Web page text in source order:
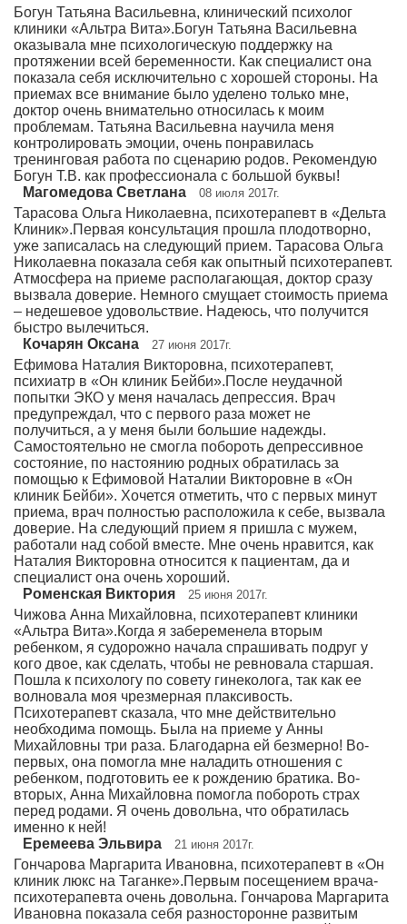
Богун Татьяна Васильевна, клинический психолог
клиники «Альтра Вита».Богун Татьяна Васильевна
оказывала мне психологическую поддержку на
протяжении всей беременности. Как специалист она
показала себя исключительно с хорошей стороны. На
приемах все внимание было уделено только мне,
доктор очень внимательно относилась к моим
проблемам. Татьяна Васильевна научила меня
контролировать эмоции, очень понравилась
тренинговая работа по сценарию родов. Рекомендую
Богун Т.В. как профессионала с большой буквы!
Магомедова Светлана
08 июля 2017г.
Тарасова Ольга Николаевна, психотерапевт в «Дельта
Клиник».Первая консультация прошла плодотворно,
уже записалась на следующий прием. Тарасова Ольга
Николаевна показала себя как опытный психотерапевт.
Атмосфера на приеме располагающая, доктор сразу
вызвала доверие. Немного смущает стоимость приема
– недешевое удовольствие. Надеюсь, что получится
быстро вылечиться.
Кочарян Оксана
27 июня 2017г.
Ефимова Наталия Викторовна, психотерапевт,
психиатр в «Он клиник Бейби».После неудачной
попытки ЭКО у меня началась депрессия. Врач
предупреждал, что с первого раза может не
получиться, а у меня были большие надежды.
Самостоятельно не смогла побороть депрессивное
состояние, по настоянию родных обратилась за
помощью к Ефимовой Наталии Викторовне в «Он
клиник Бейби». Хочется отметить, что с первых минут
приема, врач полностью расположила к себе, вызвала
доверие. На следующий прием я пришла с мужем,
работали над собой вместе. Мне очень нравится, как
Наталия Викторовна относится к пациентам, да и
специалист она очень хороший.
Роменская Виктория
25 июня 2017г.
Чижова Анна Михайловна, психотерапевт клиники
«Альтра Вита».Когда я забеременела вторым
ребенком, я судорожно начала спрашивать подруг у
кого двое, как сделать, чтобы не ревновала старшая.
Пошла к психологу по совету гинеколога, так как ее
волновала моя чрезмерная плаксивость.
Психотерапевт сказала, что мне действительно
необходима помощь. Была на приеме у Анны
Михайловны три раза. Благодарна ей безмерно! Во-
первых, она помогла мне наладить отношения с
ребенком, подготовить ее к рождению братика. Во-
вторых, Анна Михайловна помогла побороть страх
перед родами. Я очень довольна, что обратилась
именно к ней!
Еремеева Эльвира
21 июня 2017г.
Гончарова Маргарита Ивановна, психотерапевт в «Он
клиник люкс на Таганке».Первым посещением врача-
психотерапевта очень довольна. Гончарова Маргарита
Ивановна показала себя разносторонне развитым